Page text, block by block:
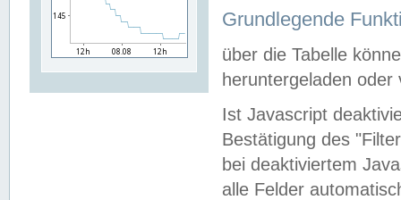
Grundlegende
über die Tabelle
heruntergeladen oder
Ist Javascript
Bestätigung des
bei deaktiviertem
alle Felder